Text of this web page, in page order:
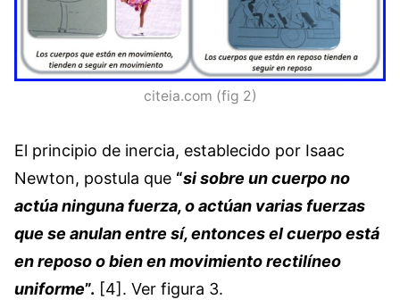
citeia.com (fig 2)
El principio de inercia, establecido por Isaac
Newton, postula que “si sobre un cuerpo no
actúa ninguna fuerza, o actúan varias fuerzas
que se anulan entre sí, entonces el cuerpo está
en reposo o bien en movimiento rectilíneo
uniforme”. [4]. Ver figura 3.